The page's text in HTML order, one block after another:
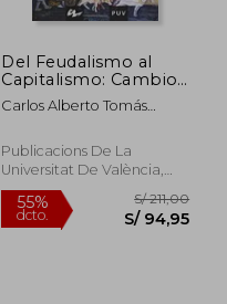
Del Feudalismo al
Capitalismo: Cambio
Social y Político en
Castilla y Europa
Carlos Alberto Tomás
Publicacions De La
Universitat De València,
2005, 1 Edición, Tapa
Blanda, Nuevo